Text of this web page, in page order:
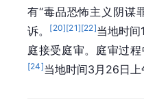
有“毒品恐怖主义阴谋
诉。
[20][21][22]当地时
庭接受庭审。庭审过
[24]当地时间3月26日